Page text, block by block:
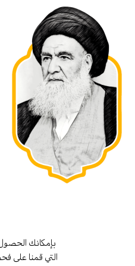
بإمكانك
التي قمنا على